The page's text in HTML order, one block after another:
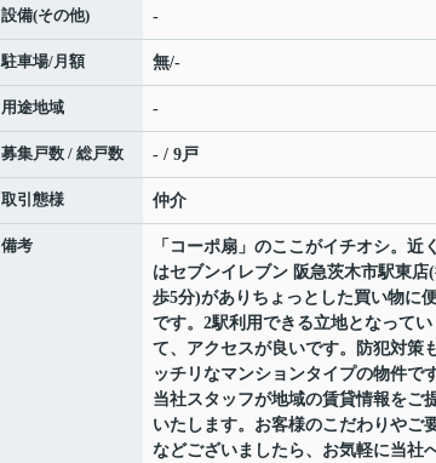
設備(その他) -
駐車場/月額 無/-
用途地域 -
募集戸数 / 総戸数 - / 9戸
取引態様 仲介
備考
「コーポ扇」のここがイチオシ。近
はセブンイレブン 阪急茨木市駅東店
歩5分)がありちょっとした買い物に
です。2駅利用できる立地となってい
て、アクセスが良いです。防犯対策
ッチリなマンションタイプの物件です
当社スタッフが地域の賃貸情報をご
いたします。お客様のこだわりやご
などございましたら、お気軽に当社